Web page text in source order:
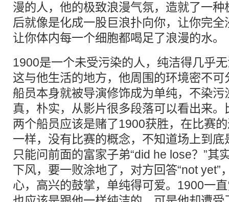
漫的人，他的极致浪漫气氛，造就了一
后就像是化成一股巨浪扑向你，让你完
让你体内每一个细胞都喝足了浪漫的水。
1900是一个未受污染的人，纯洁得几乎
这与他生活的地方，他周围的环境密不
船员本身就被导演修饰成为单纯，不染
真，朴实，从影片很多段落可以看出来
两个船员应该是赌了1900获胜，在比赛
一样，没有比赛的概念，不知道场上到
只能问前面的富家子弟“did he lose？”其
下风，要一败涂地了，对方回答“not yet”
心，高兴的鼓掌，单纯得可爱。1900一